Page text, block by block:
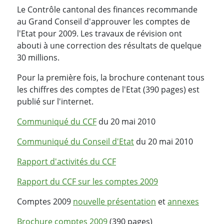
Le Contrôle cantonal des finances recommande
au Grand Conseil d'approuver les comptes de
l'Etat pour 2009. Les travaux de révision ont
abouti à une correction des résultats de quelque
30 millions.
Pour la première fois, la brochure contenant tous
les chiffres des comptes de l'Etat (390 pages) est
publié sur l'internet.
Communiqué du CCF du 20 mai 2010
Communiqué du Conseil d'Etat du 20 mai 2010
Rapport d'activités du CCF
Rapport du CCF sur les comptes 2009
Comptes 2009 nouvelle présentation etannexes
Brochure comptes 2009(390 pages)